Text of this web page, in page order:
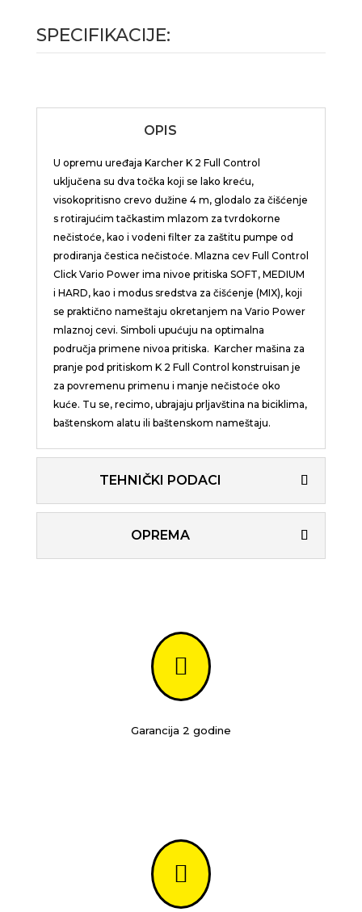
SPECIFIKACIJE:
OPIS
U opremu uređaja Karcher K 2 Full Control
uključena su dva točka koji se lako kreću,
visokopritisno crevo dužine 4 m, glodalo za čišćenje
s rotirajućim tačkastim mlazom za tvrdokorne
nečistoće, kao i vodeni filter za zaštitu pumpe od
prodiranja čestica nečistoće. Mlazna cev Full Control
Click Vario Power ima nivoe pritiska SOFT, MEDIUM
i HARD, kao i modus sredstva za čišćenje (MIX), koji
se praktično nameštaju okretanjem na Vario Power
mlaznoj cevi. Simboli upućuju na optimalna
područja primene nivoa pritiska. Karcher mašina za
pranje pod pritiskom K 2 Full Control konstruisan je
za povremenu primenu i manje nečistoće oko
kuće. Tu se, recimo, ubrajaju prljavština na biciklima,
baštenskom alatu ili baštenskom nameštaju.
TEHNIČKI PODACI
OPREMA

Garancija 2 godine
